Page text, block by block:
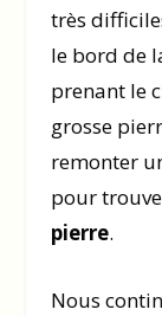
très
le bord de
prenant le
grosse
remonter
pour
pierre.
Nous